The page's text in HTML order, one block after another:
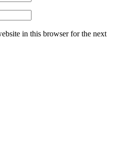
in this browser for the next